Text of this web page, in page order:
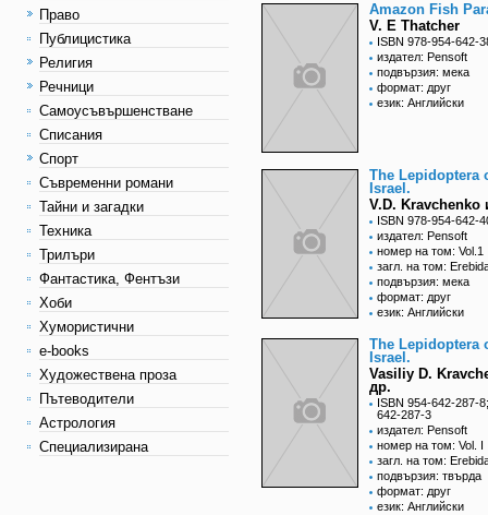
Право
Публицистика
Религия
Речници
Самоусъвършенстване
Списания
Спорт
Съвременни романи
Тайни и загадки
Техника
Трилъри
Фантастика, Фентъзи
Хоби
Хумористични
e-books
Художествена проза
Пътеводители
Астрология
Специализирана
Amazon Fish
V. E Thatcher
ISBN 978-954-642-
издател: Pensoft
подвързия: мека
формат: друг
език: Английски
The Lepidoptera
Israel.
V.D. Kravchenko
ISBN 978-954-642-
издател: Pensoft
номер на том: Vol.1
загл. на том:
подвързия: мека
формат: друг
език: Английски
The Lepidoptera
Israel.
Vasiliy D.
др.
ISBN 954-642-287-
642-287-3
издател: Pensoft
номер на том: Vol. I
загл. на том:
подвързия: твърда
формат: друг
език: Английски